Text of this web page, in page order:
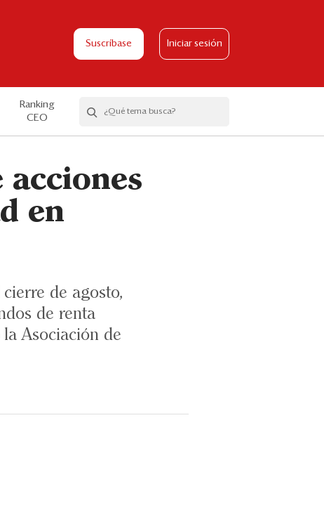
Suscríbase Iniciar sesión
Ranking
CEO
acciones
en
de agosto,
de renta
Asociación de